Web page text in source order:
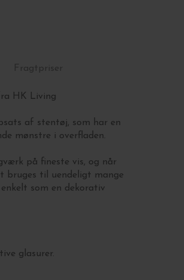
HK Living
af stentøj, som har en
mønstre i overfladen.
på fineste vis, og når
bruges til uendeligt mange
som en dekorativ
glasurer.